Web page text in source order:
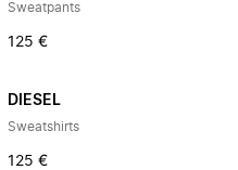
Sweatpants
125 €
DIESEL
Sweatshirts
125 €